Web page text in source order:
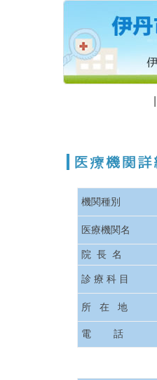
機関種別
医療機関名
院 長 名
診 療 科 目
所 在 地
電 話